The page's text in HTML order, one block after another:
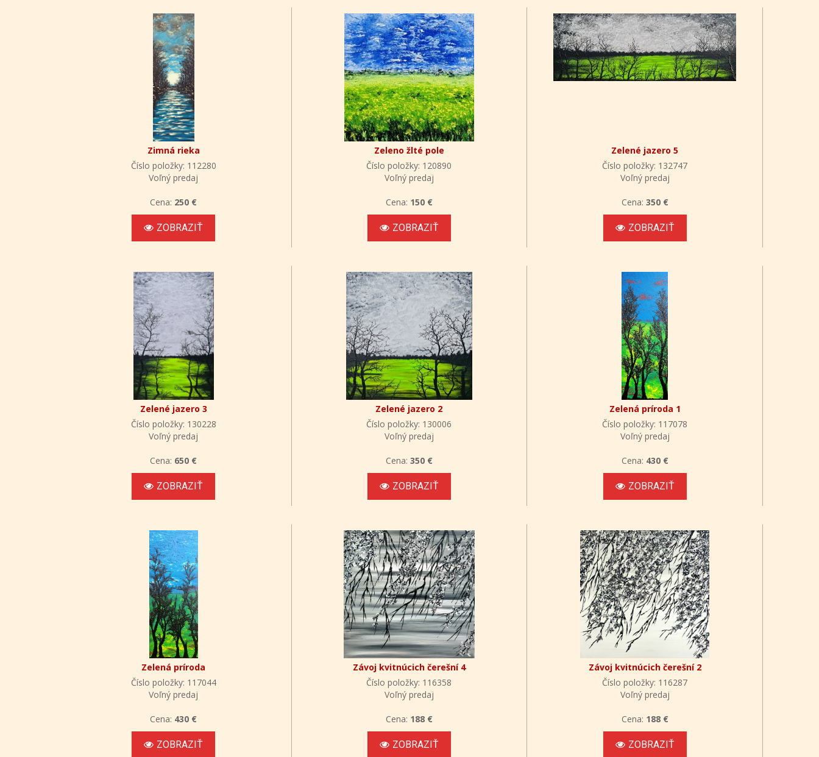
Zimná rieka
Číslo položky: 112280
Voľný predaj
Cena: 250 €
ZOBRAZIŤ
Zeleno žlté pole
Číslo položky: 120890
Voľný predaj
Cena: 150 €
ZOBRAZIŤ
Zelené jazero 5
Číslo položky: 132747
Voľný predaj
Cena: 350 €
ZOBRAZIŤ
Zelené jazero 3
Číslo položky: 130228
Voľný predaj
Cena: 650 €
ZOBRAZIŤ
Zelené jazero 2
Číslo položky: 130006
Voľný predaj
Cena: 350 €
ZOBRAZIŤ
Zelená príroda 1
Číslo položky: 117078
Voľný predaj
Cena: 430 €
ZOBRAZIŤ
Zelená príroda
Číslo položky: 117044
Voľný predaj
Cena: 430 €
ZOBRAZIŤ
Závoj kvitnúcich čerešní 4
Číslo položky: 116358
Voľný predaj
Cena: 188 €
ZOBRAZIŤ
Závoj kvitnúcich čerešní 2
Číslo položky: 116287
Voľný predaj
Cena: 188 €
ZOBRAZIŤ